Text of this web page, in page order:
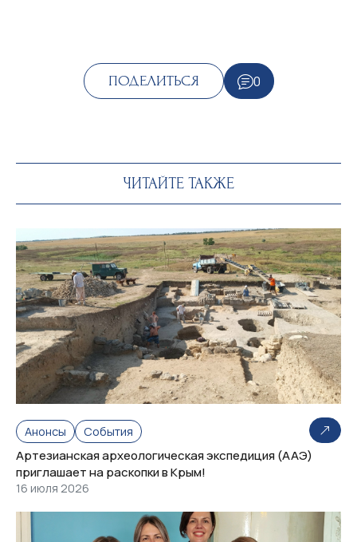
ПОДЕЛИТЬСЯ 0
ЧИТАЙТЕ ТАКЖЕ
Анонсы События
Артезианская археологическая экспедиция (ААЭ)
приглашает на раскопки в Крым!
16 июля 2026